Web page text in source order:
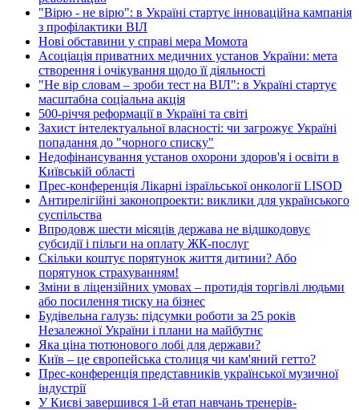
"Вірю - не вірю": в Україні стартує інноваційна кампанія
з профілактики ВІЛ
Нові обставини у справі мера Момота
Асоціація приватних медичних установ України: мета
створення і очікування щодо її діяльності
"Не вір словам – зроби тест на ВІЛ": в Україні стартує
масштабна соціальна акція
500-річчя реформації в Україні та світі
Захист інтелектуальної власності: чи загрожує Україні
попадання до "чорного списку"
Недофінансування установ охорони здоров'я і освіти в
Київській області
Прес-конференція Лікарні ізраїльської онкології LISOD
Антирелігійні законопроекти: виклики для українського
суспільства
Впродовж шести місяців держава не відшкодовує
субсидії і пільги на оплату ЖК-послуг
Скільки коштує порятунок життя дитини? Або
порятунок страхуванням!
Зміни в ліцензійних умовах – протидія торгівлі людьми
або посилення тиску на бізнес
Будівельна галузь: підсумки роботи за 25 років
Незалежної України і плани на майбутнє
Яка ціна тютюнового лобі для держави?
Київ – це європейська столиця чи кам'яний гетто?
Прес-конференція представників української музичної
індустрії
У Києві завершився 1-й етап навчань тренерів-